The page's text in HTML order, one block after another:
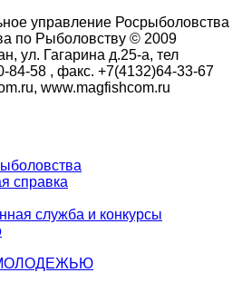
управление Росрыболовства
по Рыболовству © 2009
ул. Гагарина д.25-а, тел
84-58 , факс. +7(4132)64-33-67
www.magfishcom.ru
справка
служба и конкурсы